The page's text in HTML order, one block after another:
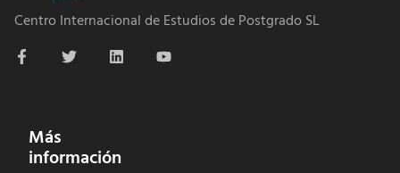
Centro Internacional de Estudios de Postgrado SL
Más
información